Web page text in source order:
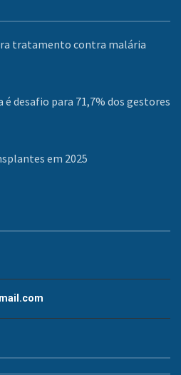
tratamento contra malária
desafio para 71,7% dos gestores
em 2025